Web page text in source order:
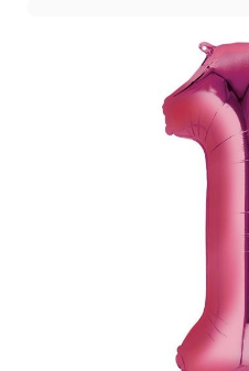
Folieballon